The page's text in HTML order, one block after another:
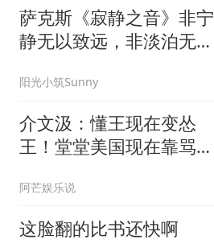
萨克斯《寂静之音》非宁
静无以致远，非淡泊无以
阳光小筑Sunny
介文汲：懂王现在变怂
王！堂堂美国现在靠骂人
阿芒娱乐说
这脸翻的比书还快啊